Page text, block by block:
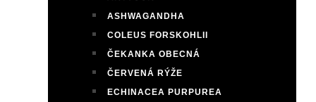
ASHWAGANDHA
COLEUS FORSKOHLII
ČEKANKA OBECNÁ
ČERVENÁ RÝŽE
ECHINACEA PURPUREA